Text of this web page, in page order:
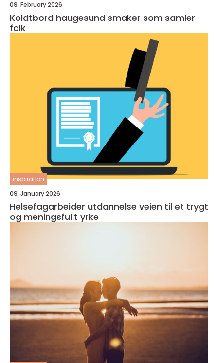
09. February 2026
Koldtbord haugesund smaker som samler
folk
inspiration
09. January 2026
Helsefagarbeider utdannelse veien til et trygt
og meningsfullt yrke